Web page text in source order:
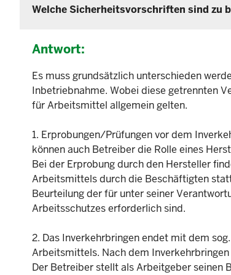
Welche Sicherheitsvorschriften sind zu
Antwort:
Es muss grundsätzlich unterschieden
Inbetriebnahme. Wobei diese getrennten
für Arbeitsmittel allgemein gelten.
1. Erprobungen/Prüfungen vor dem
können auch Betreiber die Rolle eines
Bei der Erprobung durch den Hersteller
Arbeitsmittels durch die Beschäftigten
Beurteilung der für unter seiner
Arbeitsschutzes erforderlich sind.
2. Das Inverkehrbringen endet mit dem
Arbeitsmittels. Nach dem
Der Betreiber stellt als Arbeitgeber